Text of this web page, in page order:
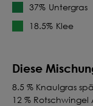
37% Untergras
18.5% Klee
Diese
8.5 % Knaulgras
12 %